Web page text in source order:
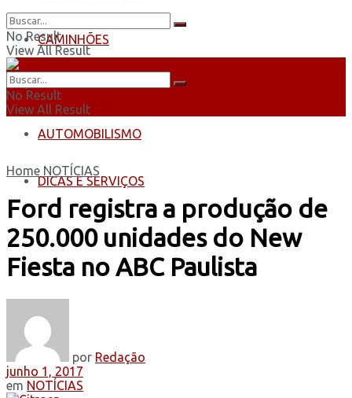
CAMINHÕES
ÔNIBUS
AUTOMOBILISMO
DICAS E SERVIÇOS
No Result
View All Result
No Result
View All Result
Home NOTÍCIAS
Ford registra a produção de
250.000 unidades do New
Fiesta no ABC Paulista
por Redação
junho 1, 2017
em NOTÍCIAS